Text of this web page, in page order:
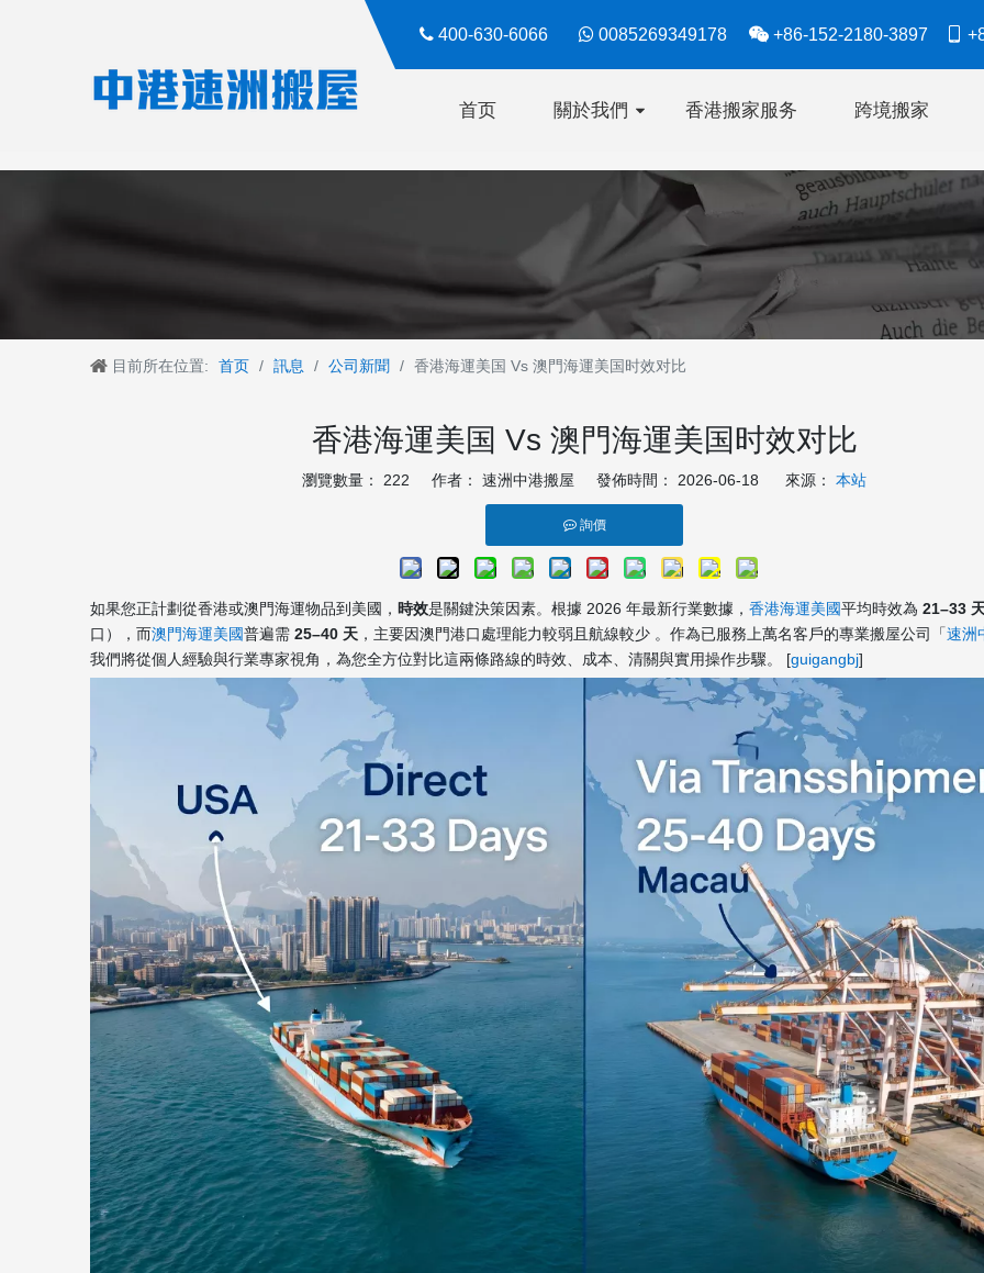
 400-630-6066  0085269349178  +86-152-2180-3897 
首页 關於我們 香港搬家服务 跨境搬家
目前所在位置: 首页 / 訊息 / 公司新聞 / 香港海運美国 Vs 澳門海運美国时效对比
香港海運美国 Vs 澳門海運美国时效对比
瀏覽數量： 222 作者： 速洲中港搬屋 發佈時間： 2026-06-18 來源： 本站
詢價
如果您正計劃從香港或澳門海運物品到美國， 時效是關鍵決策因素。根據 2026 年最新行業數據， 香港海運美國平均時效為 21–33
口），而澳門海運美國普遍需 25–40 天 ，主要因澳門港口處理能力較弱且航線較少 。作為已服務上萬名客戶的專業搬屋公司「速洲
我們將從個人經驗與行業專家視角，為您全方位對比這兩條路線的時效、成本、清關與實用操作步驟。 [guigangbj]